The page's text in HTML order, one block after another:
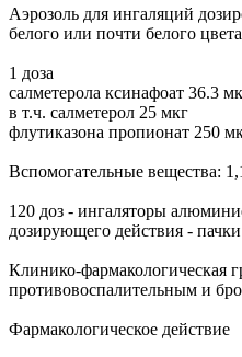
Аэрозоль для ингаляций
белого или почти белого
1 доза
салметерола ксинафоат 36.3
в т.ч. салметерол 25 мкг
флутиказона пропионат 250
Вспомогательные вещества:
120 доз - ингаляторы
дозирующего действия -
Клинико-фармакологическая
противовоспалительным и
Фармакологическое действие